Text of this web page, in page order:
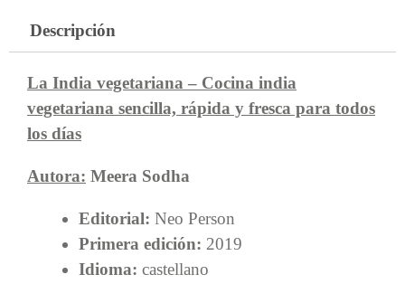
Descripción
La India vegetariana – Cocina india
vegetariana sencilla, rápida y fresca para todos
los días
Autora: Meera Sodha
Editorial: Neo Person
Primera edición: 2019
Idioma: castellano